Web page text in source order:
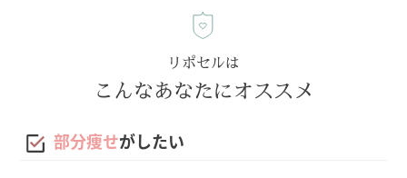
リポセルは
こんなあなたにオススメ
部分痩せがしたい